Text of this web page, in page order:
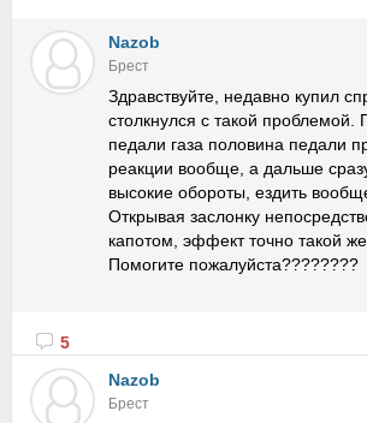
Nazob
Брест
Здравствуйте, недавно купил
столкнулся с такой проблемой.
педали газа половина педали
реакции вообще, а дальше
высокие обороты, ездить
Открывая заслонку
капотом, эффект точно такой же.
Помогите пожалуйста????????
5
Nazob
Брест